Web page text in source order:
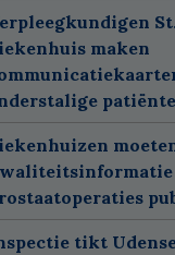
maken
tikt